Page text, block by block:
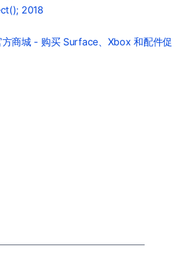
2018
商城 - 购买 Surface、Xbox 和配件促